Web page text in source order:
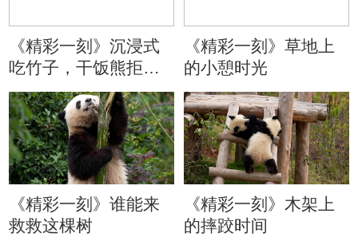
《精彩一刻》沉浸式
吃竹子，干饭熊拒绝
分心
《精彩一刻》草地上
的小憩时光
《精彩一刻》谁能来
救救这棵树
《精彩一刻》木架上
的摔跤时间